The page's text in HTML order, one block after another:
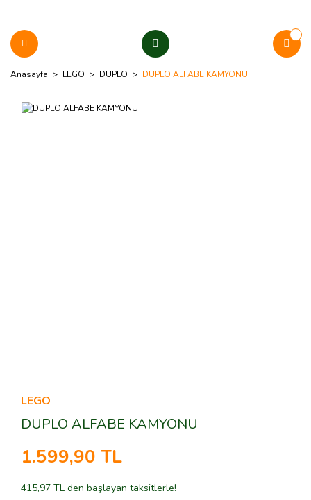
Anasayfa LEGO DUPLO DUPLO ALFABE KAMYONU
LEGO
DUPLO ALFABE KAMYONU
1.599,90 TL
415,97 TL den başlayan taksitlerle!